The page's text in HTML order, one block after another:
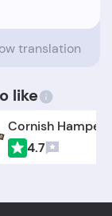
translation
like
4.7